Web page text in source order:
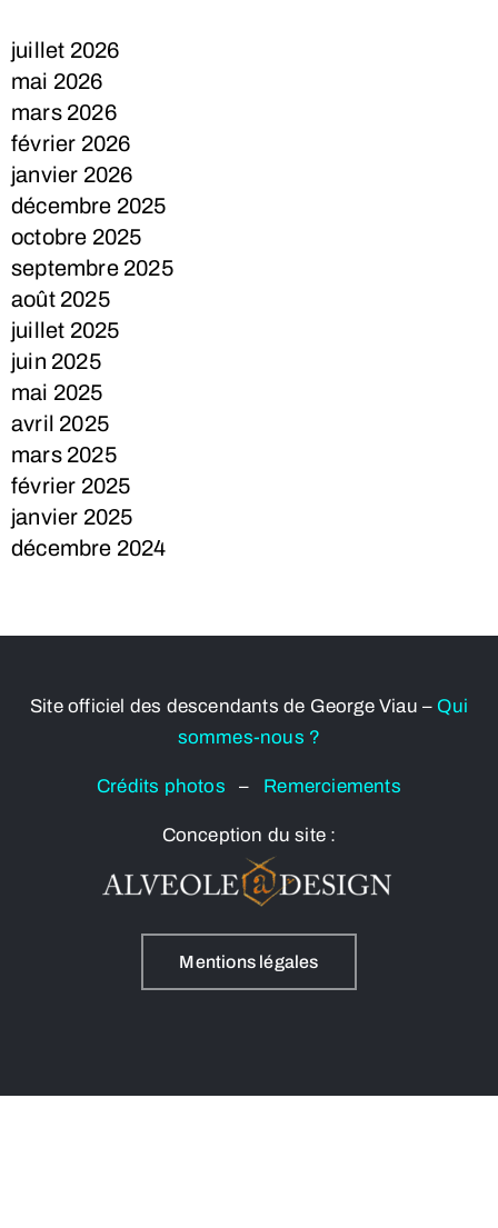
juillet 2026
mai 2026
mars 2026
février 2026
janvier 2026
décembre 2025
octobre 2025
septembre 2025
août 2025
juillet 2025
juin 2025
mai 2025
avril 2025
mars 2025
février 2025
janvier 2025
décembre 2024
Site officiel des descendants de George Viau – Qui
sommes-nous ?
Crédits photos– Remerciements
Conception du site :
Mentions légales